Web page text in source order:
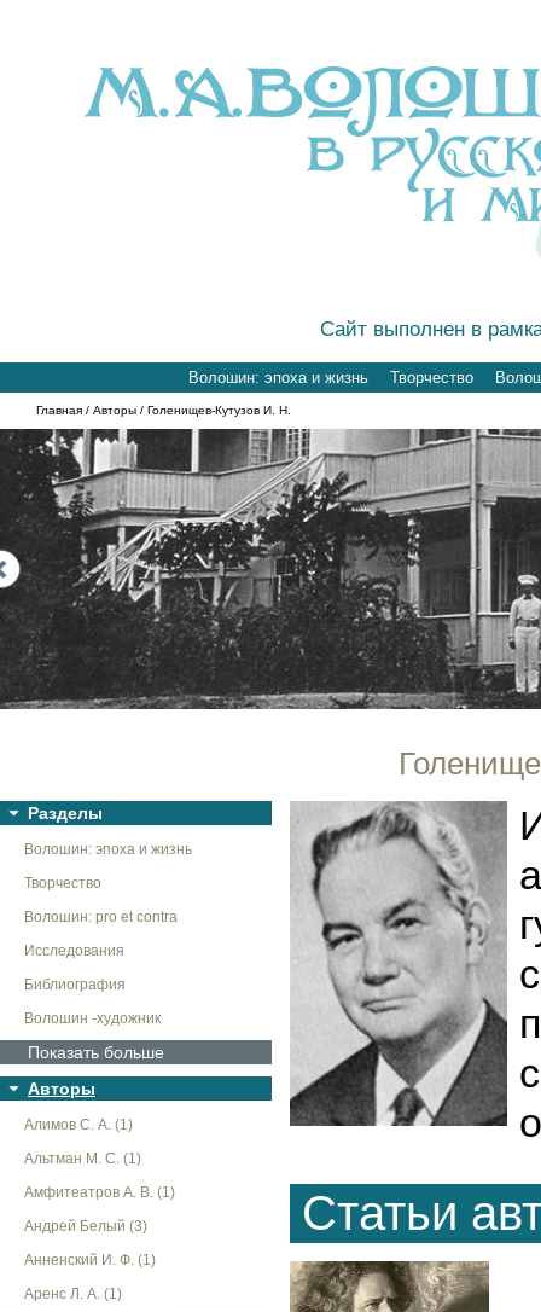
Сайт выполнен в
Волошин: эпоха и жизнь Творчество
Главная / Авторы / Голенищев-Кутузов И. Н.
Next
Разделы
Волошин: эпоха и жизнь
Творчество
Волошин: pro et contra
Исследования
Библиография
Волошин -художник
Показать больше
Авторы
Алимов С. А. (1)
Альтман М. С. (1)
Амфитеатров А. В. (1)
Андрей Белый (3)
Анненский И. Ф. (1)
Аренс Л. А. (1)
Статьи